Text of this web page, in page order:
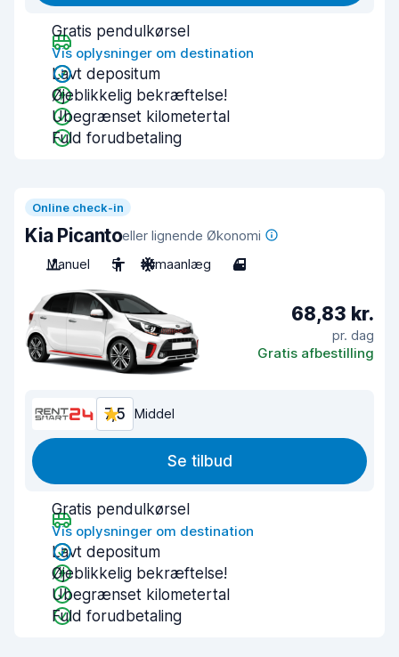
Gratis pendulkørsel
Vis oplysninger om destination
Lavt depositum
Øjeblikkelig bekræftelse!
Ubegrænset kilometertal
Fuld forudbetaling
Online check-in
Kia Picantoeller lignende Økonomi
Manuel
5 Klimaanlæg 4
68,83 kr.
pr. dag
Gratis afbestilling
7,5 Middel
Se tilbud
Gratis pendulkørsel
Vis oplysninger om destination
Lavt depositum
Øjeblikkelig bekræftelse!
Ubegrænset kilometertal
Fuld forudbetaling